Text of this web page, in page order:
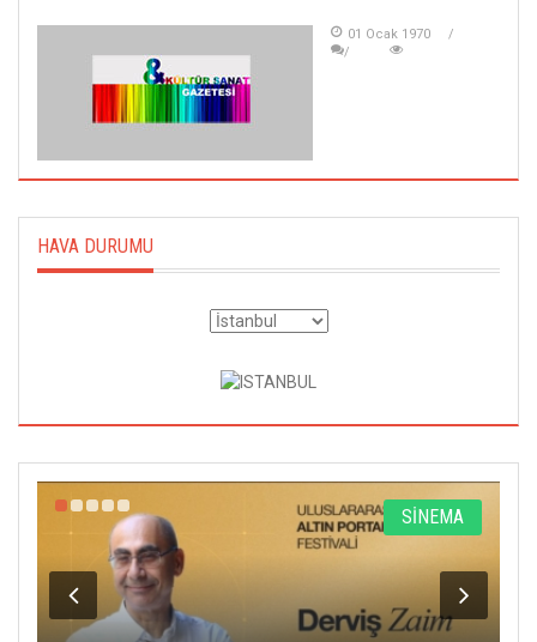
01 Ocak 1970
HAVA DURUMU
SİNEMA